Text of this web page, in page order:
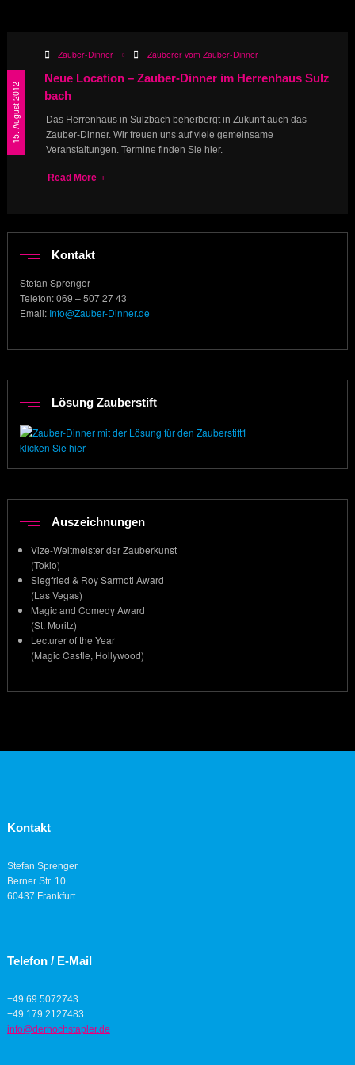
15. August 2012
Zauber-Dinner Zauberer vom Zauber-Dinner
Neue Location – Zauber-Dinner im Herrenhaus Sulz
bach
Das Herrenhaus in Sulzbach beherbergt in Zukunft auch das
Zauber-Dinner. Wir freuen uns auf viele gemeinsame
Veranstaltungen. Termine finden Sie hier.
Read More
Kontakt
Stefan Sprenger
Telefon: 069 – 507 27 43
Email: Info@Zauber-Dinner.de
Lösung Zauberstift
klicken Sie hier
Auszeichnungen
Vize-Weltmeister der Zauberkunst
(Tokio)
Siegfried & Roy Sarmoti Award
(Las Vegas)
Magic and Comedy Award
(St. Moritz)
Lecturer of the Year
(Magic Castle, Hollywood)
Kontakt
Stefan Sprenger
Berner Str. 10
60437 Frankfurt
Telefon / E-Mail
+49 69 5072743
+49 179 2127483
info@derhochstapler.de